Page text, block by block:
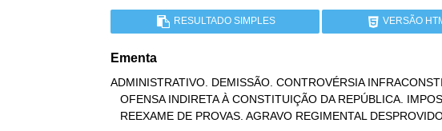
RESULTADO SIMPLES VERSÃO
Ementa
ADMINISTRATIVO. DEMISSÃO. CONTROVÉRSIA
REEXAME DE PROVAS. AGRAVO REGIMENTAL